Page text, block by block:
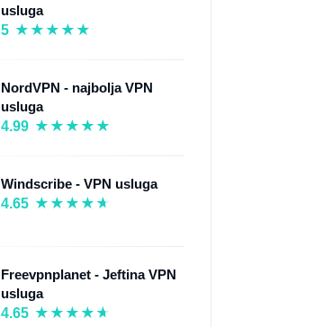
usluga
5
NordVPN - najbolja VPN
usluga
4.99
Windscribe - VPN usluga
4.65
Freevpnplanet - Jeftina VPN
usluga
4.65